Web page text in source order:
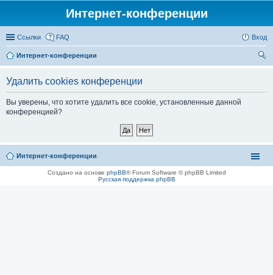
Интернет-конференции
Ссылки FAQ Вход
Интернет-конференции
Удалить cookies конференции
Вы уверены, что хотите удалить все cookie, установленные данной
конференцией?
Интернет-конференции
Создано на основе phpBB® Forum Software © phpBB Limited
Русская поддержка phpBB